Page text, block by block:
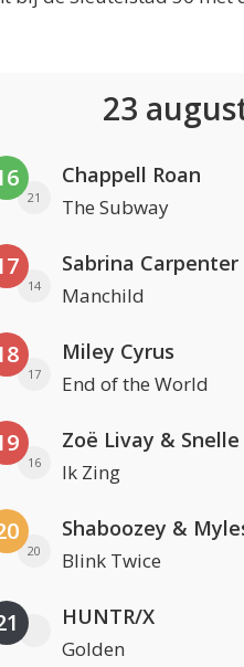
23
21
Chappell Roan
The Subway
14
Sabrina Carpenter
Manchild
17
Miley Cyrus
End of the World
16
Zoë Livay & Snelle
Ik Zing
20
Shaboozey &
Blink Twice
HUNTR/X
Golden